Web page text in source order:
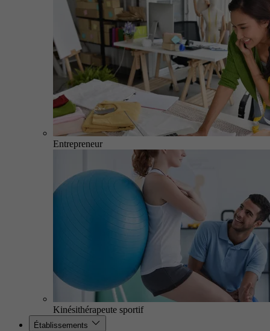
Entrepreneur
Kinésithérapeute sportif
Établissements